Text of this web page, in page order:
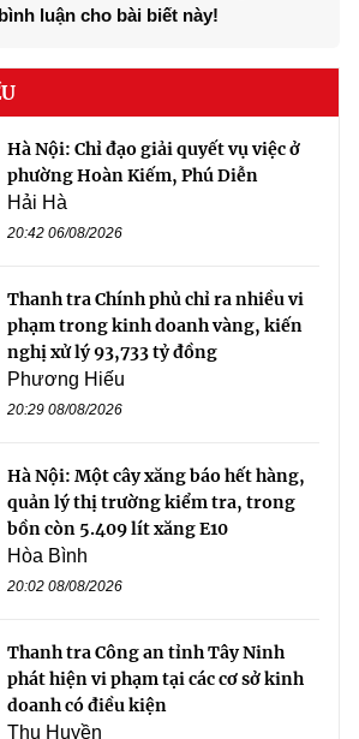
luận cho bài biết này!
Hà Nội: Chỉ đạo giải quyết vụ việc ở
phường Hoàn Kiếm, Phú Diễn
Hải Hà
20:42 06/08/2026
Thanh tra Chính phủ chỉ ra nhiều vi
phạm trong kinh doanh vàng, kiến
nghị xử lý 93,733 tỷ đồng
Phương Hiếu
20:29 08/08/2026
Hà Nội: Một cây xăng báo hết hàng,
quản lý thị trường kiểm tra, trong
bồn còn 5.409 lít xăng E10
Hòa Bình
20:02 08/08/2026
Thanh tra Công an tỉnh Tây Ninh
phát hiện vi phạm tại các cơ sở kinh
doanh có điều kiện
Thu Huyền